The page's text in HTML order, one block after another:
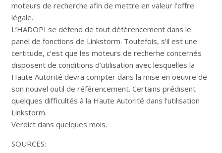
moteurs de recherche afin de mettre en valeur l’offre
légale.
L’HADOPI se défend de tout déférencement dans le
panel de fonctions de Linkstorm. Toutefois, s’il est une
certitude, c’est que les moteurs de recherhe concernés
disposent de conditions d’utilisation avec lesquelles la
Haute Autorité devra compter dans la mise en oeuvre de
son nouvel outil de référencement. Certains prédisent
quelques difficultés à la Haute Autorité dans l’utilisation
Linkstorm.
Verdict dans quelques mois.
SOURCES: